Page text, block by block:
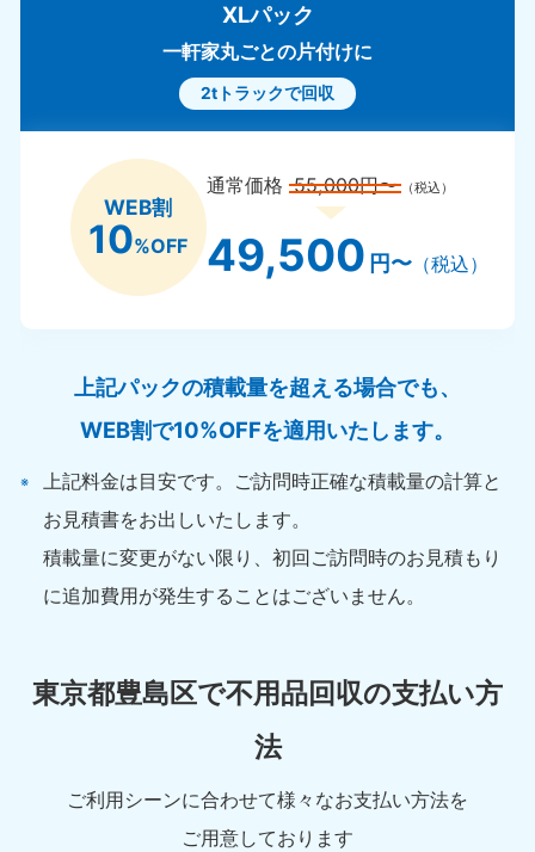
XLパック
一軒家丸ごとの片付けに
2tトラックで回収
WEB割
10%OFF
通常価格55,000円〜 （税込）
49,500 円〜（税込）
上記パックの積載量を超える場合でも、
WEB割で10%OFFを適用いたします。
上記料金は目安です。ご訪問時正確な積載量の計算と
お見積書をお出しいたします。
積載量に変更がない限り、初回ご訪問時のお見積もり
に追加費用が発生することはございません。
東京都豊島区で不用品回収の支払い方
法
ご利用シーンに合わせて様々なお支払い方法を
ご用意しております